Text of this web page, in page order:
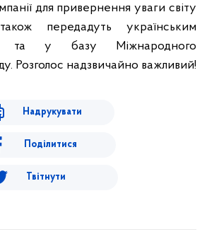
для привернення уваги світу
передадуть українським
та у базу Міжнародного
Розголос надзвичайно важливий!
Надрукувати
Поділитися
Твітнути